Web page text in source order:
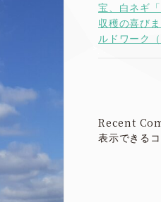
宝、白ネギ
収穫の喜び
ルドワーク
Recent
表示できる